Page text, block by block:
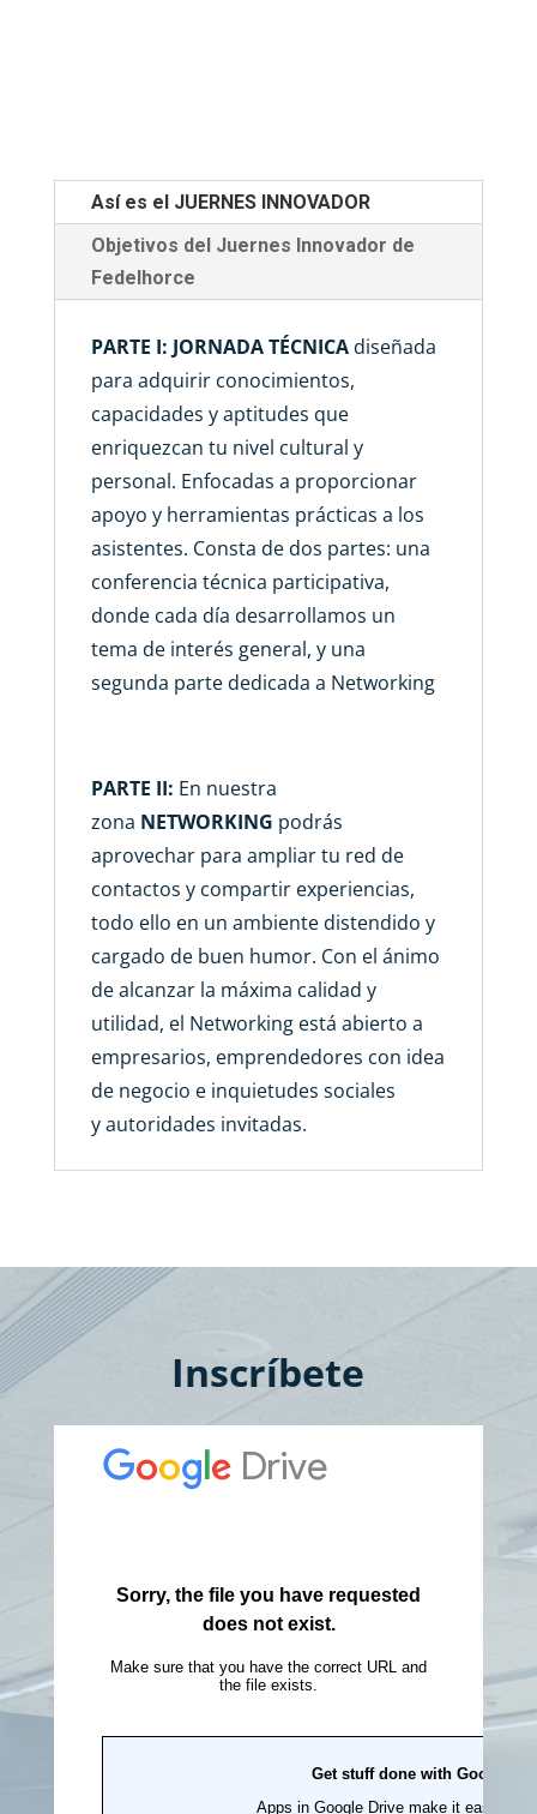
Así es el JUERNES INNOVADOR
Objetivos del Juernes Innovador de
Fedelhorce
PARTE I: JORNADA TÉCNICAdiseñada
para adquirir conocimientos,
capacidades y aptitudes que
enriquezcan tu nivel cultural y
personal. Enfocadas a proporcionar
apoyo y herramientas prácticas a los
asistentes. Consta de dos partes: una
conferencia técnica participativa,
donde cada día desarrollamos un
tema de interés general, y una
segunda parte dedicada a Networking
PARTE II: En nuestra
zona NETWORKING podrás
aprovechar para ampliar tu red de
contactos y compartir experiencias,
todo ello en un ambiente distendido y
cargado de buen humor. Con el ánimo
de alcanzar la máxima calidad y
utilidad, el Networking está abierto a
empresarios, emprendedores con idea
de negocio e inquietudes sociales
y autoridades invitadas.
Inscríbete